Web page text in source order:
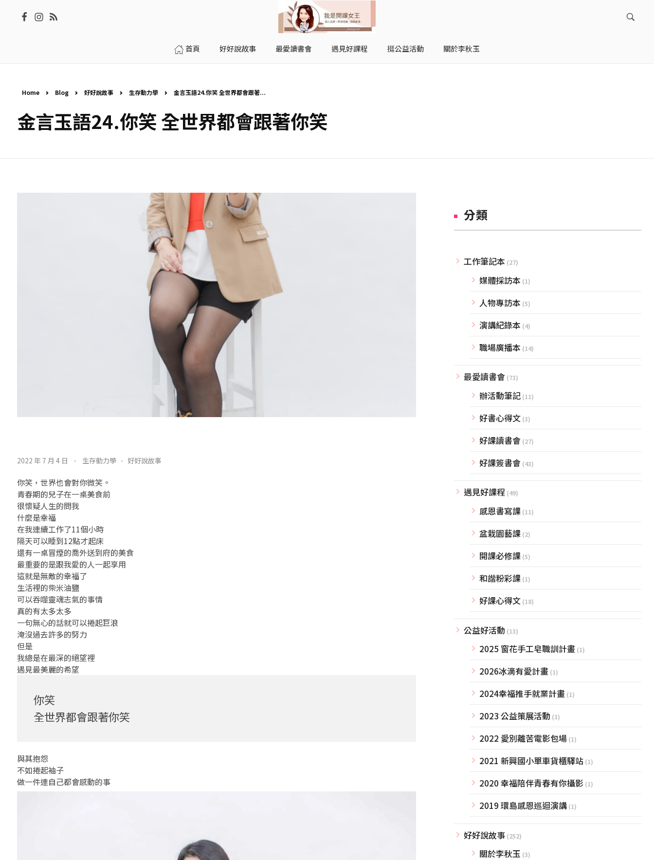
開課女王 李秋玉
拿起麥克風，影響全世界
首頁 好好說故事 最愛讀書會 遇見好課程 挺公益活動 關於李秋玉
Home Blog 好好說故事 生存動力學 金言玉語24.你笑 全世界都會跟著...
金言玉語24.你笑 全世界都會跟著你笑
金
言
玉
語
2
4
.
你
笑
全
世
界
著
你
2022 年 7 月 4 日 生存動力學 好好說故事
你笑，世界也會對你微笑。
青春期的兒子在一桌美食前
很懷疑人生的問我
什麼是幸福
在我連續工作了11個小時
隔天可以睡到12點才起床
還有一桌冒煙的喬外送到府的美食
最重要的是跟我愛的人一起享用
這就是無敵的幸福了
生活裡的柴米油鹽
可以吞噬靈魂志氣的事情
真的有太多太多
一句無心的話就可以捲起巨浪
淹沒過去許多的努力
但是
我總是在最深的絕望裡
遇見最美麗的希望
你笑
全世界都會跟著你笑
與其抱怨
不如捲起袖子
做一件連自己都會感動的事
分類
工作筆記本 (27)
媒體採訪本 (1)
人物專訪本 (5)
演講紀錄本 (4)
職場廣播本 (14)
最愛讀書會 (73)
辦活動筆記 (11)
好書心得文 (3)
好課讀書會 (27)
好課簽書會 (43)
遇見好課程 (49)
感恩書寫課 (11)
盆栽園藝課 (2)
開課必修課 (5)
和諧粉彩課 (1)
好課心得文 (18)
公益好活動 (13)
2025 窗花手工皂職訓計畫 (1)
2026冰滴有愛計畫 (1)
2024幸福推手就業計畫 (1)
2023 公益策展活動 (3)
2022 愛別離苦電影包場 (1)
2021 新興國小單車貨櫃驛站 (1)
2020 幸福陪伴青春有你攝影 (1)
2019 環島感恩巡迴演講 (1)
好好說故事 (252)
關於李秋玉 (3)